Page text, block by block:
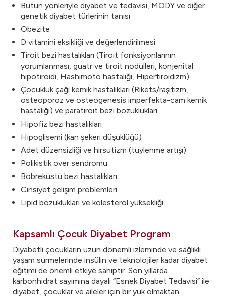
Bütün yönleriyle diyabet ve tedavisi, MODY ve diğer
genetik diyabet türlerinin tanısı
Obezite
D vitamini eksikliği ve değerlendirilmesi
Tiroit bezi hastalıkları (Tiroit fonksiyonlarının
yorumlanması, guatr ve tiroit nodülleri, konjenital
hipotiroidi, Hashimoto hastalığı, Hipertiroidizm)
Çocukluk çağı kemik hastalıkları (Rikets/raşitizm,
osteoporoz ve osteogenesis imperfekta-cam kemik
hastalığı) ve paratiroit bezi bozuklukları
Hipofiz bezi hastalıkları
Hipoglisemi (kan şekeri düşüklüğü)
Adet düzensizliği ve hirsutizm (tüylenme artışı)
Polikistik over sendromu
Böbreküstü bezi hastalıkları
Cinsiyet gelişim problemleri
Lipid bozuklukları ve kolesterol yüksekliği
Kapsamlı Çocuk Diyabet Program
Diyabetli çocukların uzun dönemli izleminde ve sağlıklı
yaşam sürmelerinde insülin ve teknolojiler kadar diyabet
eğitimi de önemli etkiye sahiptir. Son yıllarda
karbonhidrat sayımına dayalı “Esnek Diyabet Tedavisi” ile
diyabet, çocuklar ve aileler için bir yük olmaktan